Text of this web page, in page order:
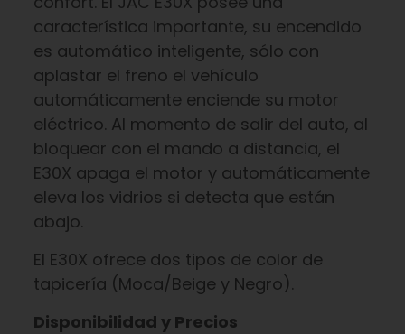
característica importante, su encendido
es automático inteligente, sólo con
aplastar el freno el vehículo
automáticamente enciende su motor
eléctrico. Al momento de salir del auto, al
bloquear con el mando a distancia, el
E30X apaga el motor y automáticamente
eleva los vidrios si detecta que están
abajo.
El E30X ofrece dos tipos de color de
tapicería (Moca/Beige y Negro).
Disponibilidad y Precios